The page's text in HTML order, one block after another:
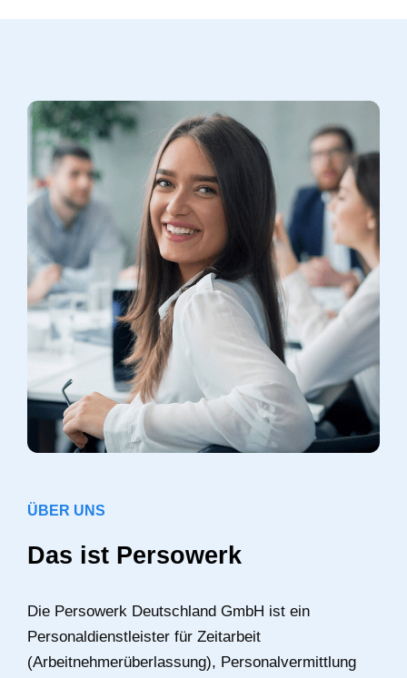
ÜBER UNS
Das ist Persowerk
Die Persowerk Deutschland GmbH ist ein
Personaldienstleister für Zeitarbeit
(Arbeitnehmerüberlassung), Personalvermittlung